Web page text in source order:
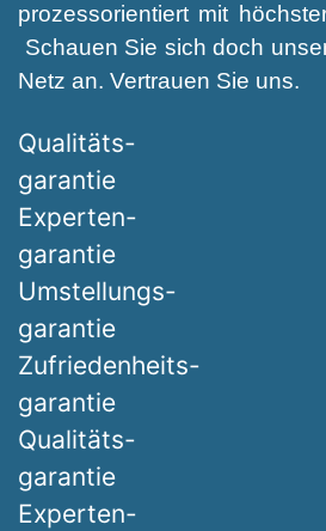
prozessorientiert mit
Schauen Sie sich doch
Netz an. Vertrauen Sie uns.
Qualitäts-
garantie
Experten-
garantie
Umstellungs-
garantie
Zufriedenheits-
garantie
Qualitäts-
garantie
Experten-